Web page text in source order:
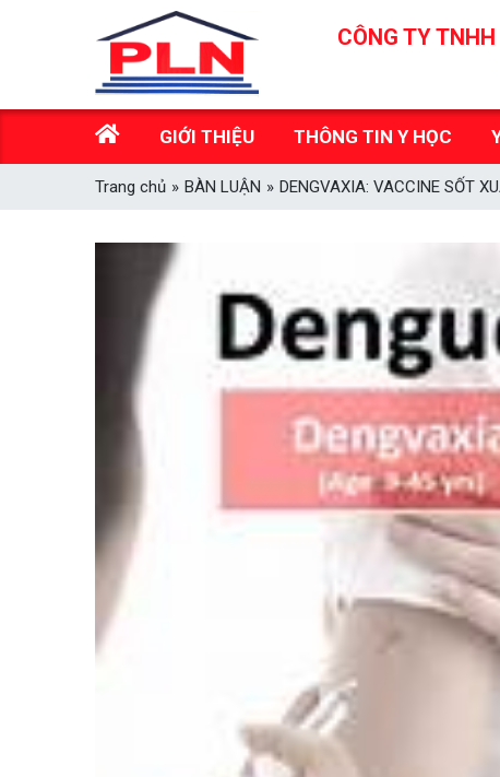
CÔNG TY
GIỚI THIỆU THÔNG TIN Y HỌC
Trang chủ » BÀN LUẬN » DENGVAXIA: VACCINE SỐT